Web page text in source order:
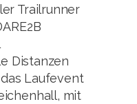
Trailrunner
Distanzen
Laufevent
mit